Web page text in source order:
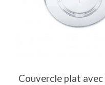
Couvercle plat